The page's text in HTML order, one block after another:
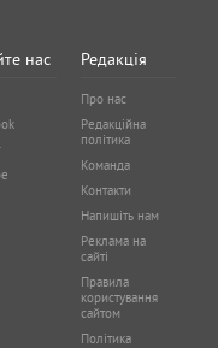
нас Редакція
Про нас
Редакційна
політика
Команда
Контакти
Напишіть нам
Реклама на
сайті
Правила
користування
сайтом
Політика